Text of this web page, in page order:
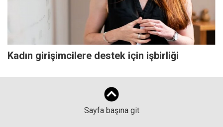
Kadın girişimcilere destek için işbirliği
Sayfa başına git